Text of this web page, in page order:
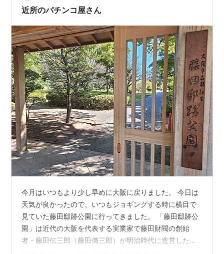
がUPされていませんが、パチンコ屋という特殊な場所だ
近所のパチンコ屋さん
今月はいつもより少し早めに大阪に戻りました。 今日は
天気が良かったので、いつもジョギングする時に横目で
見ていた藤田邸跡公園に行ってきました。 「藤田邸跡公
園」は近代の大阪を代表する実業家で藤田財閥の創始
者・藤田伝三郎（藤田傳三郎）が明治時代に造営した大